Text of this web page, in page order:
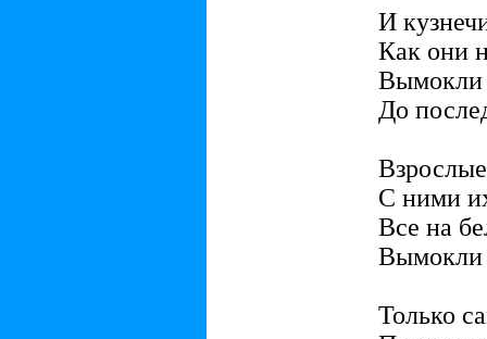
И
Как они
Вымокли
До
С ними
Все на
Вымокли
Только